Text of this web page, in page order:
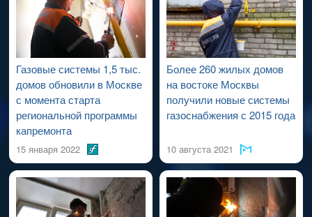
проведения работ по капитальному ремонту ВДСГ).
Газовые системы 1,5 тыс.
домов обновили в Москве
с момента старта
региональной программы
капремонта
15 января 2022
Более 260 жилых домов
на востоке Москвы
получили новые системы
газоснабжения с 2015 года
10 августа 2021